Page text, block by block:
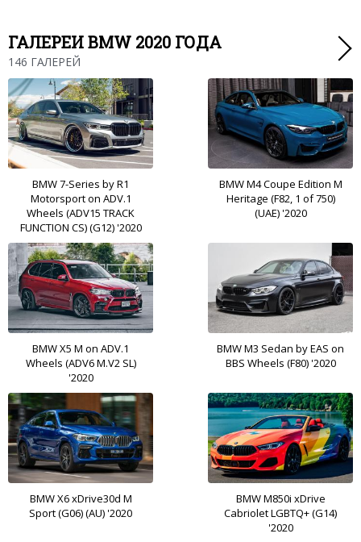
ГАЛЕРЕИ BMW 2020 ГОДА
146 ГАЛЕРЕЙ
BMW 7-Series by R1
Motorsport on ADV.1
Wheels (ADV15 TRACK
FUNCTION CS) (G12) '2020
BMW M4 Coupe Edition M
Heritage (F82, 1 of 750)
(UAE) '2020
BMW X5 M on ADV.1
Wheels (ADV6 M.V2 SL)
'2020
BMW M3 Sedan by EAS on
BBS Wheels (F80) '2020
BMW X6 xDrive30d M
Sport (G06) (AU) '2020
BMW M850i xDrive
Cabriolet LGBTQ+ (G14)
'2020